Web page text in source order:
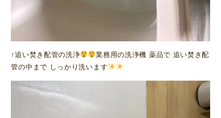
↑追い焚き配管の洗浄
業務用の洗浄機 薬品で 追い焚き配
管の中まで しっかり洗います